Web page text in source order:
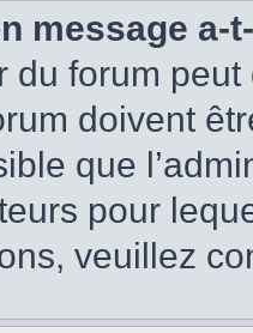
message a-
du forum
doivent
que
pour
veuillez